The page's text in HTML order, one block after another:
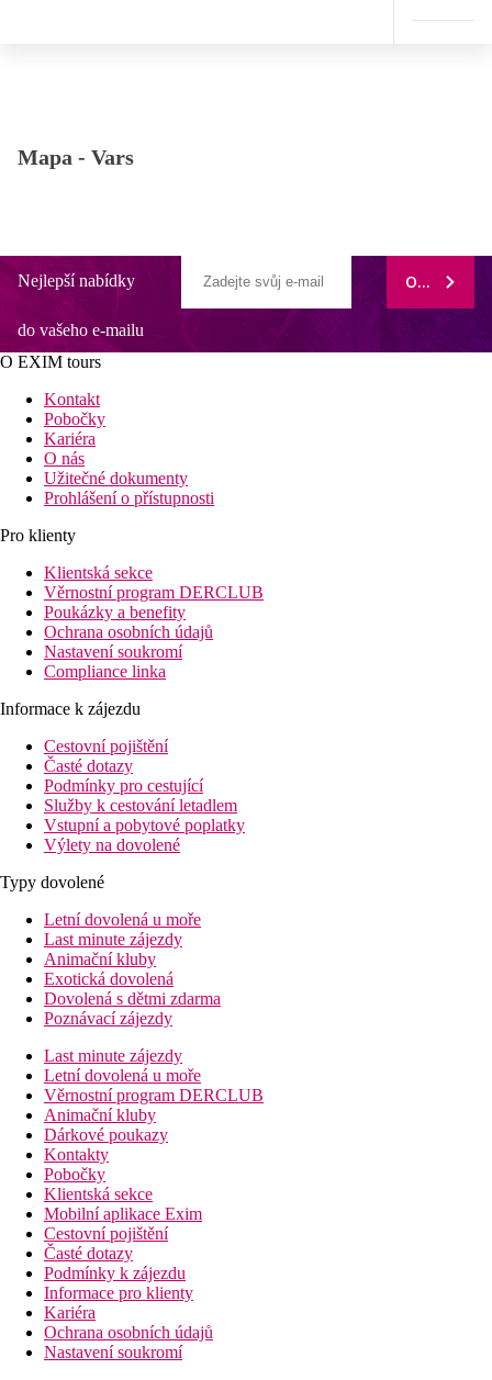
Mapa - Vars
Nejlepší nabídky
do vašeho e-mailu
ODEBÍRAT
O EXIM tours
Kontakt
Pobočky
Kariéra
O nás
Užitečné dokumenty
Prohlášení o přístupnosti
Pro klienty
Klientská sekce
Věrnostní program DERCLUB
Poukázky a benefity
Ochrana osobních údajů
Nastavení soukromí
Compliance linka
Informace k zájezdu
Cestovní pojištění
Časté dotazy
Podmínky pro cestující
Služby k cestování letadlem
Vstupní a pobytové poplatky
Výlety na dovolené
Typy dovolené
Letní dovolená u moře
Last minute zájezdy
Animační kluby
Exotická dovolená
Dovolená s dětmi zdarma
Poznávací zájezdy
Last minute zájezdy
Letní dovolená u moře
Věrnostní program DERCLUB
Animační kluby
Dárkové poukazy
Kontakty
Pobočky
Klientská sekce
Mobilní aplikace Exim
Cestovní pojištění
Časté dotazy
Podmínky k zájezdu
Informace pro klienty
Kariéra
Ochrana osobních údajů
Nastavení soukromí